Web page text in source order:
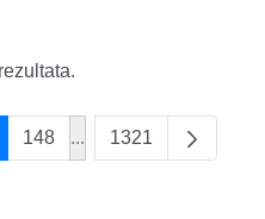
Use TAB to navigate.
148 ...Intermediate Pages
1321